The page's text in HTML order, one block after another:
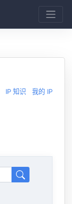
IP 知识 我的 IP